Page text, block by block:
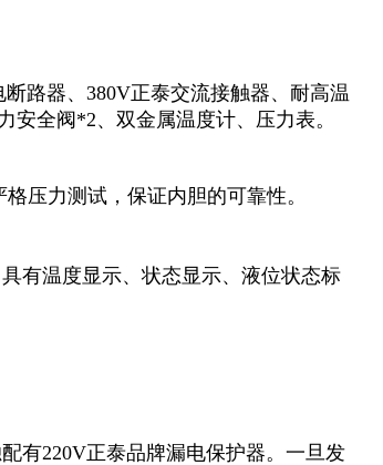
路器、380V正泰交流接触器、耐高温
全阀*2、双金属温度计、压力表。
压力测试，保证内胆的可靠性。
有温度显示、状态显示、液位状态标
有220V正泰品牌漏电保护器。一旦发